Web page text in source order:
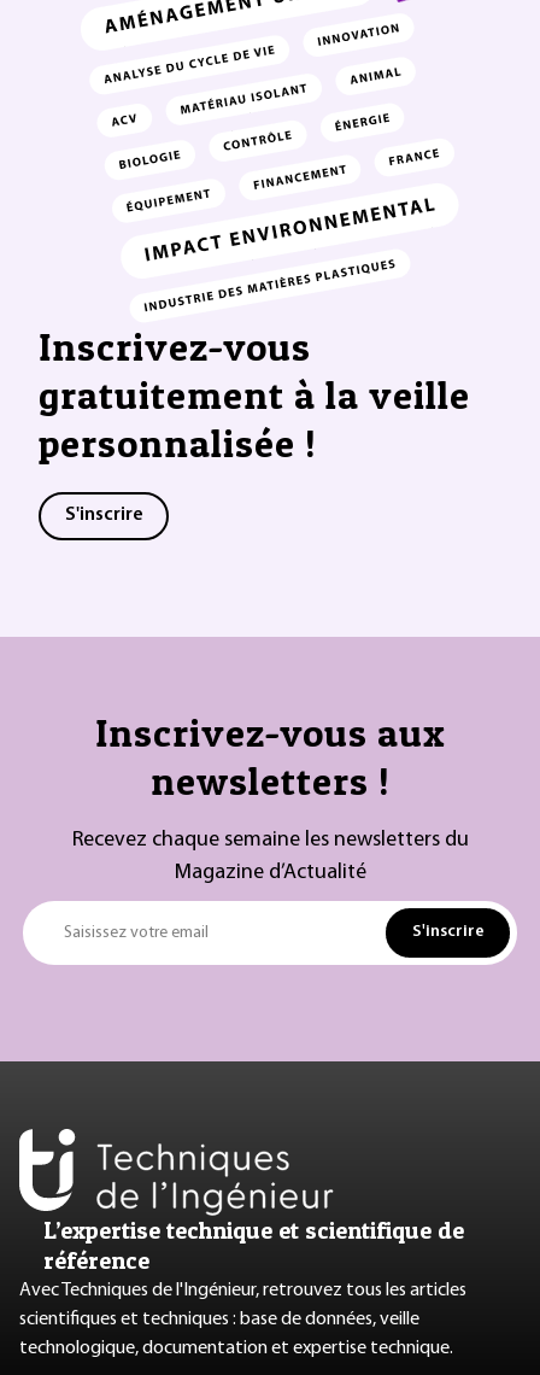
Inscrivez-vous
gratuitement à la veille
personnalisée !
S'inscrire
Inscrivez-vous aux
newsletters !
Recevez chaque semaine les newsletters du
Magazine d’Actualité
Saisissez votre email S'inscrire
L’expertise technique et scientifique de
référence
Avec Techniques de l'Ingénieur, retrouvez tous les articles
scientifiques et techniques : base de données, veille
technologique, documentation et expertise technique.